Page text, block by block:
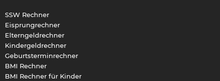
SSW Rechner
Eisprungrechner
Elterngeldrechner
Kindergeldrechner
Geburtsterminrechner
BMI Rechner
BMI Rechner für Kinder